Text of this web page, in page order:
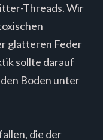
Threads. Wir
glatteren Feder
sollte darauf
Boden unter
die der